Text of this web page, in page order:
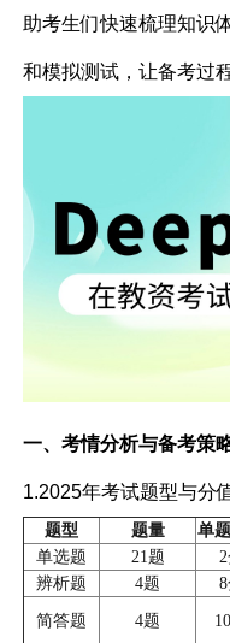
助考生们快速梳理知识
和模拟测试，让备考过
一、考情分析与备考策
1.2025年考试题型与分
题型 题量 单
单选题
21题
辨析题
4题
简答题
4题